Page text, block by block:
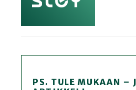
PS. TULE MUKAAN –